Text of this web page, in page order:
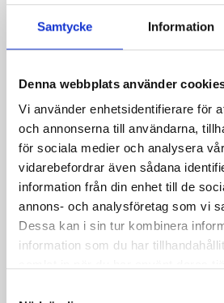
Samtycke Information
Denna webbplats använder
Vi använder enhetsidentifierare för
och annonserna till användarna,
för sociala medier och analysera
vidarebefordrar även sådana
information från din enhet till de
annons- och analysföretag som vi
Dessa kan i sin tur kombinera
information som du har